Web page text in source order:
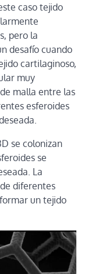
caso tejido
pero la
desafío cuando
cartilaginoso,
muy
malla entre las
esferoides
se colonizan
se
La
diferentes
un tejido